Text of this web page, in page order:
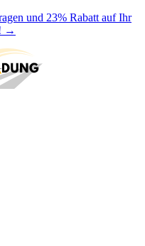
und 23% Rabatt auf Ihr
→